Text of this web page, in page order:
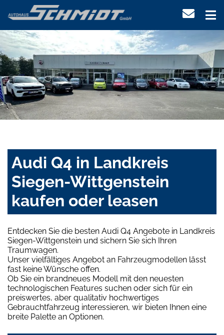
Audi Q4 in Landkreis
Siegen-Wittgenstein
kaufen oder leasen
Entdecken Sie die besten Audi Q4 Angebote in Landkreis
Siegen-Wittgenstein und sichern Sie sich Ihren
Traumwagen.
Unser vielfältiges Angebot an Fahrzeugmodellen lässt
fast keine Wünsche offen.
Ob Sie ein brandneues Modell mit den neuesten
technologischen Features suchen oder sich für ein
preiswertes, aber qualitativ hochwertiges
Gebrauchtfahrzeug interessieren, wir bieten Ihnen eine
breite Palette an Optionen.